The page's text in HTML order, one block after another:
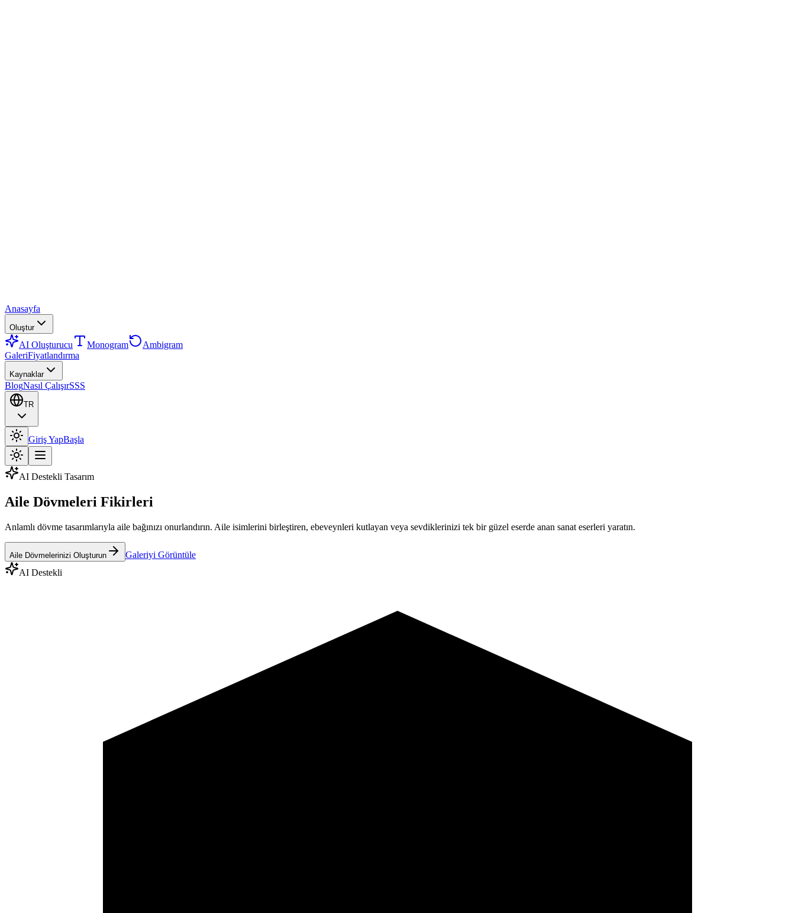
Anasayfa
Oluştur
AI Oluşturucu Monogram
Ambigram
GaleriFiyatlandırma
Kaynaklar
BlogNasıl ÇalışırSSS
TR
Giriş YapBaşla
AI Destekli Tasarım
Aile Dövmeleri Fikirleri
Anlamlı dövme tasarımlarıyla aile bağınızı onurlandırın. Aile isimlerini birleştiren, ebeveynleri kutlayan veya sevdiklerinizi tek bir güzel eserde anan sanat eserleri yaratın.
Aile Dövmelerinizi Oluşturun
Galeriyi Görüntüle
AI Destekli